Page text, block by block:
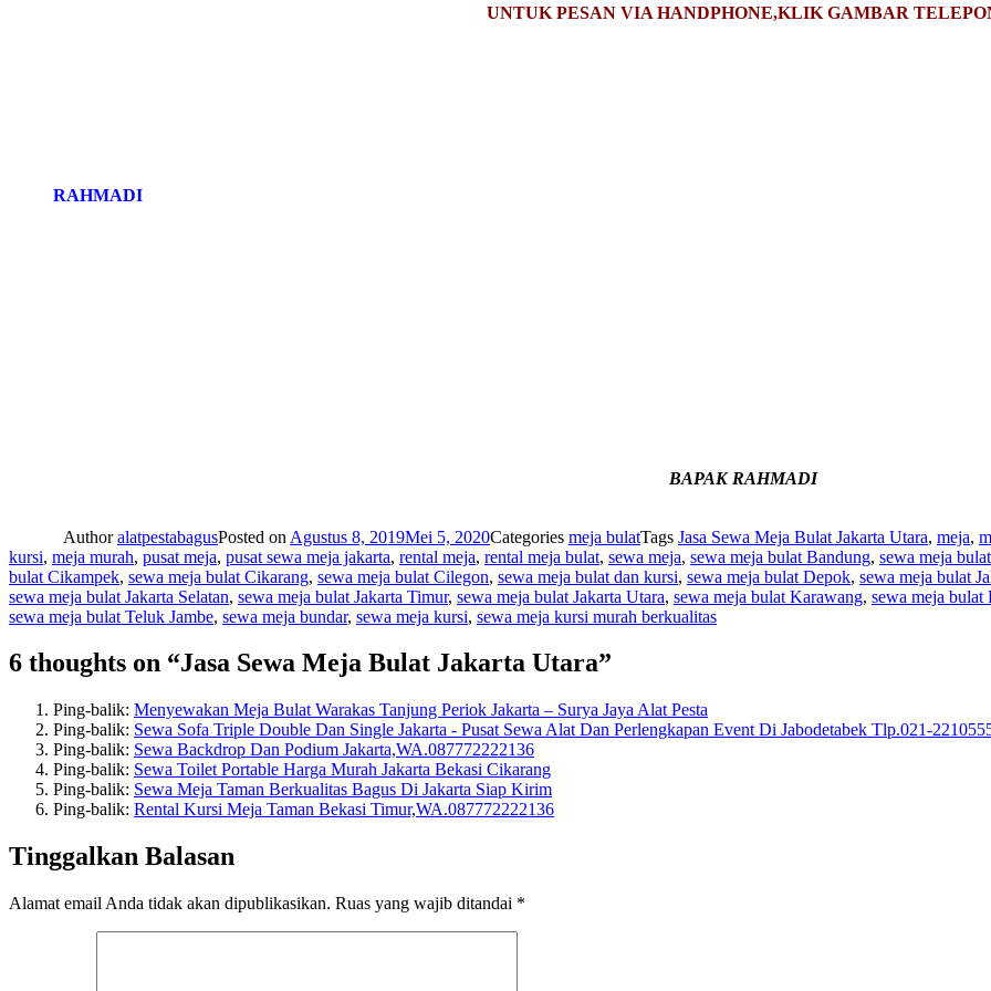
UNTUK PESAN VIA HANDPHONE,KLIK GAMBAR
RAHMADI
BAPAK RAHMADI
AuthoralatpestabagusPosted on Agustus 8, 2019Mei 5, 2020Categories meja bulatTags Jasa Sewa Meja Bulat Jakarta Utara, meja,
kursi, meja murah, pusat meja, pusat sewa meja jakarta, rental meja, rental meja bulat, sewa meja, sewa meja bulat Bandung, sewa meja
bulat Cikampek, sewa meja bulat Cikarang, sewa meja bulat Cilegon, sewa meja bulat dan kursi, sewa meja bulat Depok, sewa meja bulat
sewa meja bulat Jakarta Selatan, sewa meja bulat Jakarta Timur, sewa meja bulat Jakarta Utara, sewa meja bulat Karawang, sewa meja bulat
sewa meja bulat Teluk Jambe, sewa meja bundar, sewa meja kursi, sewa meja kursi murah berkualitas
6 thoughts on “Jasa Sewa Meja Bulat Jakarta Utara”
Ping-balik: Menyewakan Meja Bulat Warakas Tanjung Periok Jakarta – Surya Jaya Alat Pesta
Ping-balik: Sewa Sofa Triple Double Dan Single Jakarta - Pusat Sewa Alat Dan Perlengkapan Event Di Jabodetabek Tlp.021-
Ping-balik: Sewa Backdrop Dan Podium Jakarta,WA.087772222136
Ping-balik: Sewa Toilet Portable Harga Murah Jakarta Bekasi Cikarang
Ping-balik: Sewa Meja Taman Berkualitas Bagus Di Jakarta Siap Kirim
Ping-balik: Rental Kursi Meja Taman Bekasi Timur,WA.087772222136
Tinggalkan Balasan
Alamat email Anda tidak akan dipublikasikan. Ruas yang wajib ditandai *